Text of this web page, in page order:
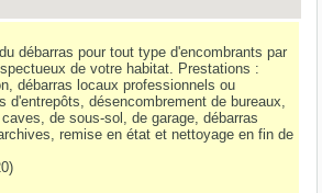
débarras pour tout type d'encombrants par
de votre habitat. Prestations :
débarras locaux professionnels ou
d'entrepôts, désencombrement de bureaux,
de sous-sol, de garage, débarras
remise en état et nettoyage en fin de
)